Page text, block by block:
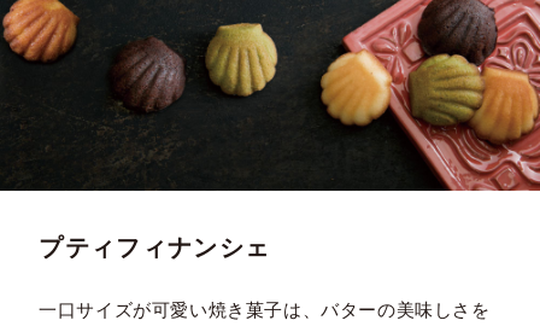
プティフィナンシェ
一口サイズが可愛い焼き菓子は、バターの美味しさを